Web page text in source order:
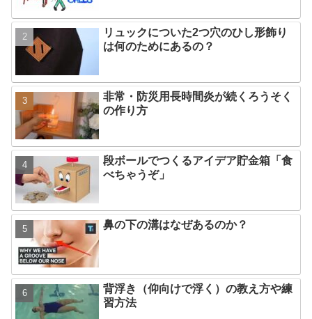
リュックについた2つ穴のひし形飾り
は何のためにあるの？
非常・防災用長時間炎が続くろうそく
の作り方
段ボールでつくるアイデア貯金箱「食
べちゃうぞ」
鼻の下の溝はなぜあるのか？
背浮き（仰向けで浮く）の教え方や練
習方法